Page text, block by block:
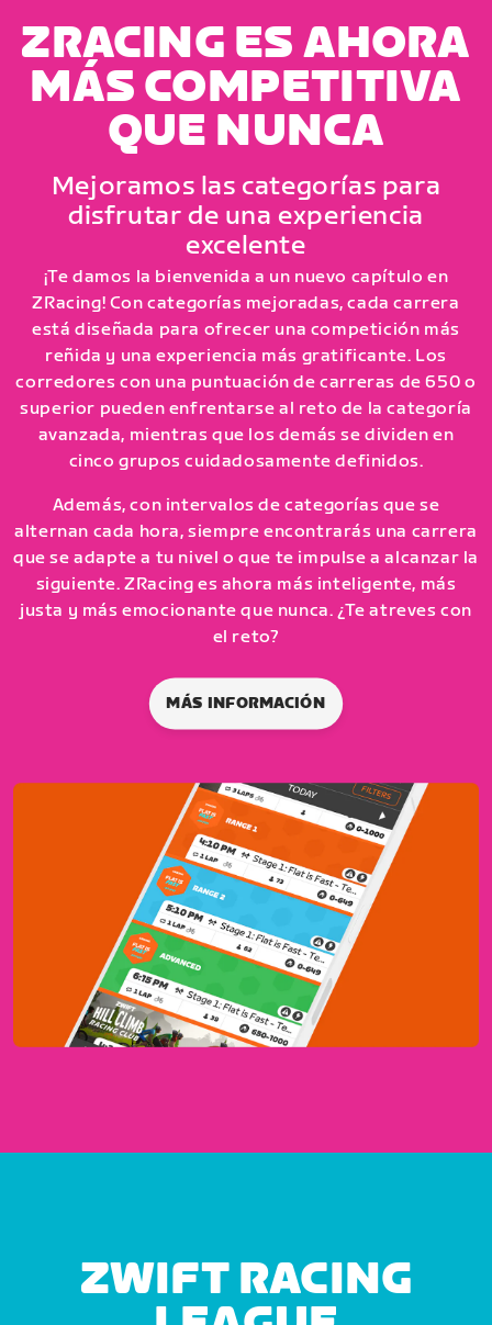
ZRACING ES AHORA
MÁS COMPETITIVA
QUE NUNCA
Mejoramos las categorías para
disfrutar de una experiencia
excelente
¡Te damos la bienvenida a un nuevo capítulo en
ZRacing! Con categorías mejoradas, cada carrera
está diseñada para ofrecer una competición más
reñida y una experiencia más gratificante. Los
corredores con una puntuación de carreras de 650 o
superior pueden enfrentarse al reto de la categoría
avanzada, mientras que los demás se dividen en
cinco grupos cuidadosamente definidos.
Además, con intervalos de categorías que se
alternan cada hora, siempre encontrarás una carrera
que se adapte a tu nivel o que te impulse a alcanzar la
siguiente. ZRacing es ahora más inteligente, más
justa y más emocionante que nunca. ¿Te atreves con
el reto?
MÁS INFORMACIÓN
ZWIFT RACING